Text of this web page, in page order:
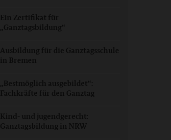
Ein Zertifikat für
„Ganztagsbildung“
Ausbildung für die Ganztagsschule
in Bremen
„Bestmöglich ausgebildet“:
Fachkräfte für den Ganztag
Kind- und jugendgerecht:
Ganztagsbildung in NRW